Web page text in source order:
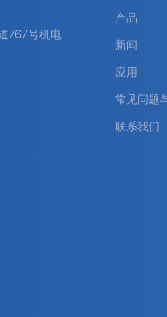
767号机电
产品
新闻
应用
常见问题
联系我们